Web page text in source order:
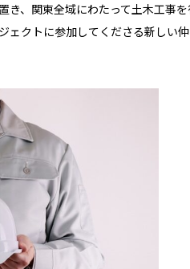
、関東全域にわたって土木工事を
クトに参加してくださる新しい仲